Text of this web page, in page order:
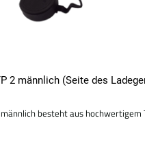
2 männlich (Seite des
besteht aus hochwertigem